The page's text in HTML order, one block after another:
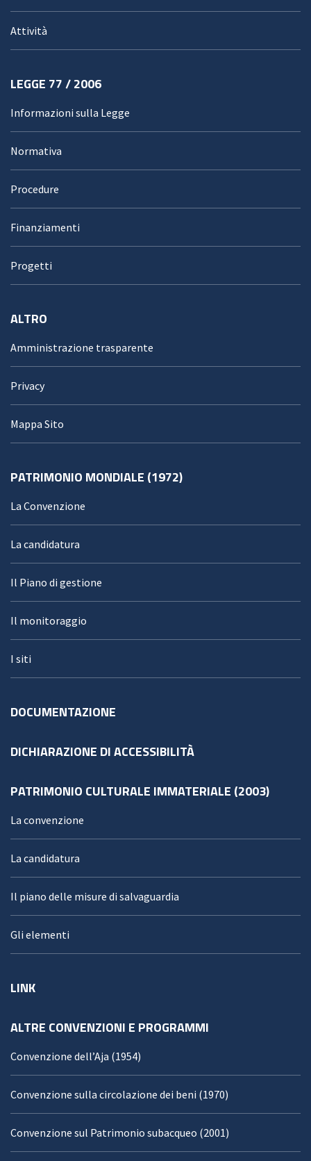
Attività
LEGGE 77 / 2006
Informazioni sulla Legge
Normativa
Procedure
Finanziamenti
Progetti
ALTRO
Amministrazione trasparente
Privacy
Mappa Sito
PATRIMONIO MONDIALE (1972)
La Convenzione
La candidatura
Il Piano di gestione
Il monitoraggio
I siti
DOCUMENTAZIONE
DICHIARAZIONE DI ACCESSIBILITÀ
PATRIMONIO CULTURALE IMMATERIALE (2003)
La convenzione
La candidatura
Il piano delle misure di salvaguardia
Gli elementi
LINK
ALTRE CONVENZIONI E PROGRAMMI
Convenzione dell’Aja (1954)
Convenzione sulla circolazione dei beni (1970)
Convenzione sul Patrimonio subacqueo (2001)